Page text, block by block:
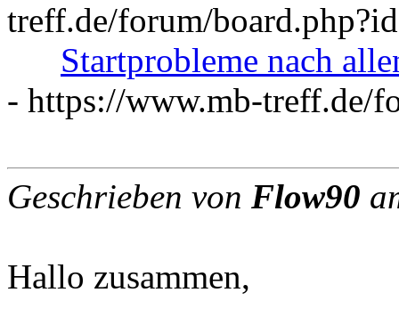
treff.de/forum/
Startprobleme nach
- https://www.mb-treff.de/
Geschrieben von Flow90
Hallo zusammen,